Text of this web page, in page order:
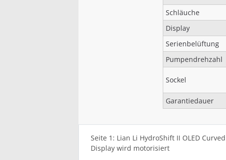
Schläuche
Display
Serienbelüftung
Pumpendrehzahl
Sockel
Garantiedauer
Seite 1: Lian Li HydroShift II OLED
Display wird motorisiert